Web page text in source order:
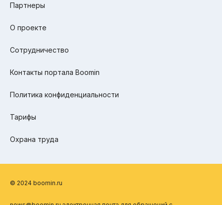
Партнеры
О проекте
Сотрудничество
Контакты портала Boomin
Политика конфиденциальности
Тарифы
Охрана труда
© 2024 boomin.ru